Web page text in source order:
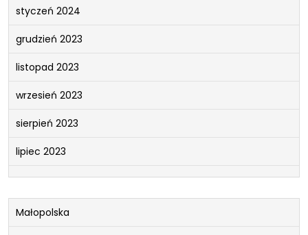
styczeń 2024
grudzień 2023
listopad 2023
wrzesień 2023
sierpień 2023
lipiec 2023
Małopolska